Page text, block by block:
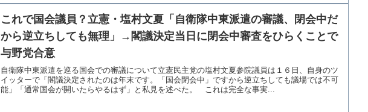
これで国会議員？立憲・塩村文夏「自衛隊中東派遣の審議、閉会中だ
から逆立ちしても無理」→閣議決定当日に閉会中審査をひらくことで
与野党合意
自衛隊中東派遣を巡る国会での審議について立憲民主党の塩村文夏参院議員は１６日、自身のツ
イッターで「閣議決定されたのは年末です。「国会閉会中」ですから逆立ちしても議場では不可
能」「通常国会が開いたらやるはず」と私見を述べた。 これは完全な事実...